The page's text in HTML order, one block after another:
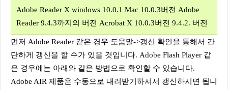
Adobe Reader X windows 10.0.1 Mac 10.0.3버전 Adobe
Reader 9.4.3까지의 버전 Acrobat X 10.0.3버전 9.4.2. 버전
먼저 Adobe Reader 같은 경우 도움말->갱신 확인을 통해서 간
단하게 갱신을 할 수가 있을 것입니다. Adobe Flash Player 같
은 경우에는 아래와 같은 방법으로 확인할 수 있습니다.
Adobe AIR 제품은 수동으로 내려받기하셔서 갱신하시면 됩니